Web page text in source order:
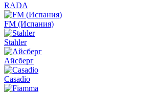
RADA
FM (Испания)
Stahler
Айсберг
Casadio